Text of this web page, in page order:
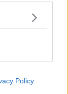
Policy